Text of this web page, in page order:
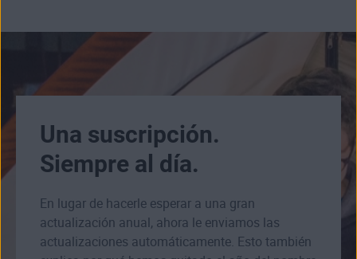
Una suscripción.
Siempre al día.
En lugar de hacerle esperar a una gran
actualización anual, ahora le enviamos las
actualizaciones automáticamente. Esto también